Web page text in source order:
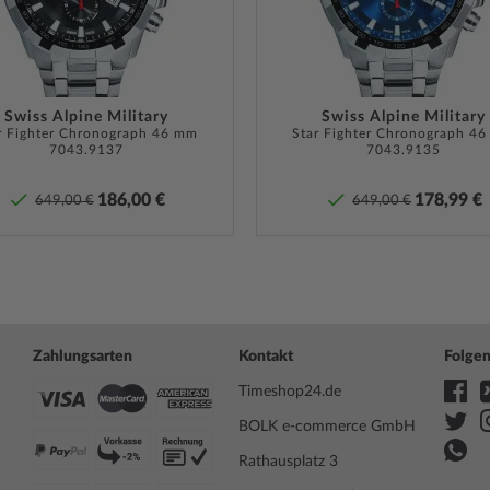
bei entsprechender
ist darauf zu achten,
überhaupt Wasserdicht
Lieferumfang
24
finden
Swiss Alpine Military
Fighter Chronograph 46 mm
7043.9137
649,00 € 186,00 €
Swiss Alpine Military
Star Fighter Chronograph 46
7043.9135
649,00 € 178,99 €
Zahlungsarten Kontakt
Timeshop24.de
BOLK e-commerce GmbH
Rathausplatz 3